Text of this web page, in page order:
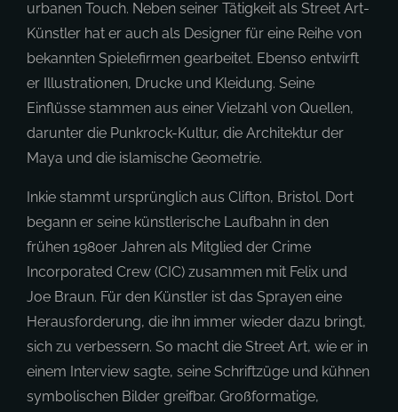
urbanen Touch. Neben seiner Tätigkeit als Street Art-
Künstler hat er auch als Designer für eine Reihe von
bekannten Spielefirmen gearbeitet. Ebenso entwirft
er Illustrationen, Drucke und Kleidung. Seine
Einflüsse stammen aus einer Vielzahl von Quellen,
darunter die Punkrock-Kultur, die Architektur der
Maya und die islamische Geometrie.
Inkie stammt ursprünglich aus Clifton, Bristol. Dort
begann er seine künstlerische Laufbahn in den
frühen 1980er Jahren als Mitglied der Crime
Incorporated Crew (CIC) zusammen mit Felix und
Joe Braun. Für den Künstler ist das Sprayen eine
Herausforderung, die ihn immer wieder dazu bringt,
sich zu verbessern. So macht die Street Art, wie er in
einem Interview sagte, seine Schriftzüge und kühnen
symbolischen Bilder greifbar. Großformatige,